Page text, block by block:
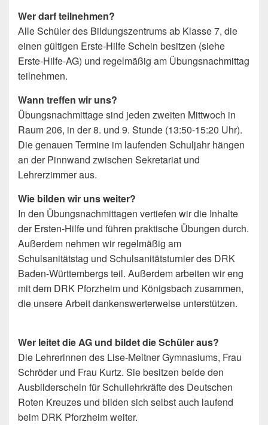
Wer darf teilnehmen?
Alle Schüler des Bildungszentrums ab Klasse 7, die
einen gültigen Erste-Hilfe Schein besitzen (siehe
Erste-Hilfe-AG) und regelmäßig am Übungsnachmittag
teilnehmen.
Wann treffen wir uns?
Übungsnachmittage sind jeden zweiten Mittwoch in
Raum 206, in der 8. und 9. Stunde (13:50-15:20 Uhr).
Die genauen Termine im laufenden Schuljahr hängen
an der Pinnwand zwischen Sekretariat und
Lehrerzimmer aus.
Wie bilden wir uns weiter?
In den Übungsnachmittagen vertiefen wir die Inhalte
der Ersten-Hilfe und führen praktische Übungen durch.
Außerdem nehmen wir regelmäßig am
Schulsanitätstag und Schulsanitätsturnier des DRK
Baden-Württembergs teil. Außerdem arbeiten wir eng
mit dem DRK Pforzheim und Königsbach zusammen,
die unsere Arbeit dankenswerterweise unterstützen.
Wer leitet die AG und bildet die Schüler aus?
Die Lehrerinnen des Lise-Meitner Gymnasiums, Frau
Schröder und Frau Kurtz. Sie besitzen beide den
Ausbilderschein für Schullehrkräfte des Deutschen
Roten Kreuzes und bilden sich selbst auch laufend
beim DRK Pforzheim weiter.